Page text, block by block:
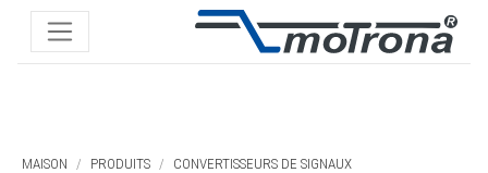
MAISON PRODUITS
CONVERTISSEURS DE SIGNAUX